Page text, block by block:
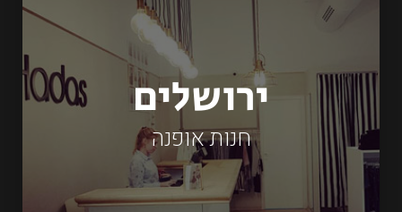
ירושלים
חנות אופנה